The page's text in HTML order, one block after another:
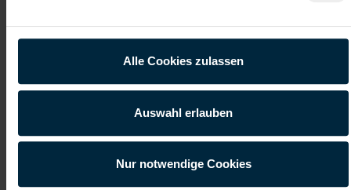
Alle Cookies zulassen
Auswahl erlauben
Nur notwendige Cookies
Bewirb dich jetzt!
Jetzt bewerben